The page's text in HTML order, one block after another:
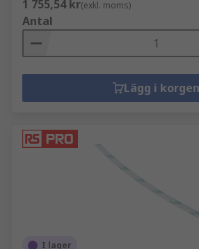
1 755,54 kr(exkl. moms)
Antal
Lägg i korgen
I lager